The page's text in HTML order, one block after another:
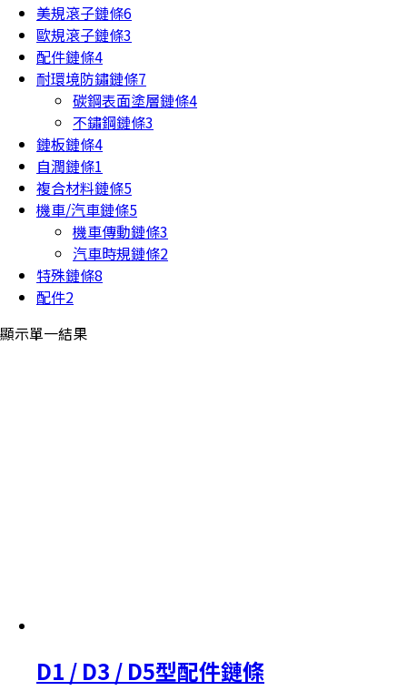
美規滾子鏈條6
歐規滾子鏈條3
配件鏈條4
耐環境防鏽鏈條7
碳鋼表面塗層鏈條4
不鏽鋼鏈條3
鏈板鏈條4
自潤鏈條1
複合材料鏈條5
機車/汽車鏈條5
機車傳動鏈條3
汽車時規鏈條2
特殊鏈條8
配件2
顯示單一結果
D1 / D3 / D5型配件鏈條